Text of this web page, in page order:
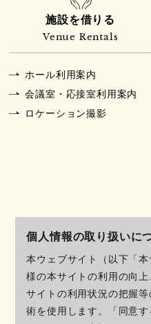
個人情報の取り扱いに
本ウェブサイト（以下「
様の本サイトの利用の向
サイトの利用状況の把握
術を使用します。「同意
施設を借りる
Venue Rentals
ホール利用案内
会議室・応接室利用案内
ロケーション撮影